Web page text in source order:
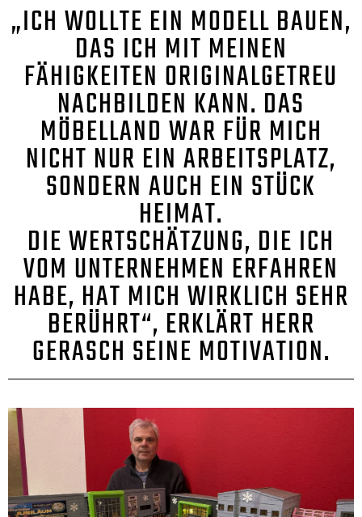
„ICH WOLLTE EIN MODELL BAUEN,
DAS ICH MIT MEINEN
FÄHIGKEITEN ORIGINALGETREU
NACHBILDEN KANN. DAS
MÖBELLAND WAR FÜR MICH
NICHT NUR EIN ARBEITSPLATZ,
SONDERN AUCH EIN STÜCK
HEIMAT.
DIE WERTSCHÄTZUNG, DIE ICH
VOM UNTERNEHMEN ERFAHREN
HABE, HAT MICH WIRKLICH SEHR
BERÜHRT“, ERKLÄRT HERR
GERASCH SEINE MOTIVATION.